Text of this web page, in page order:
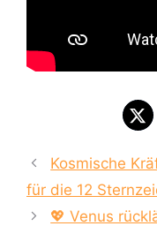
Kosmische
für die 12
💖 Venus